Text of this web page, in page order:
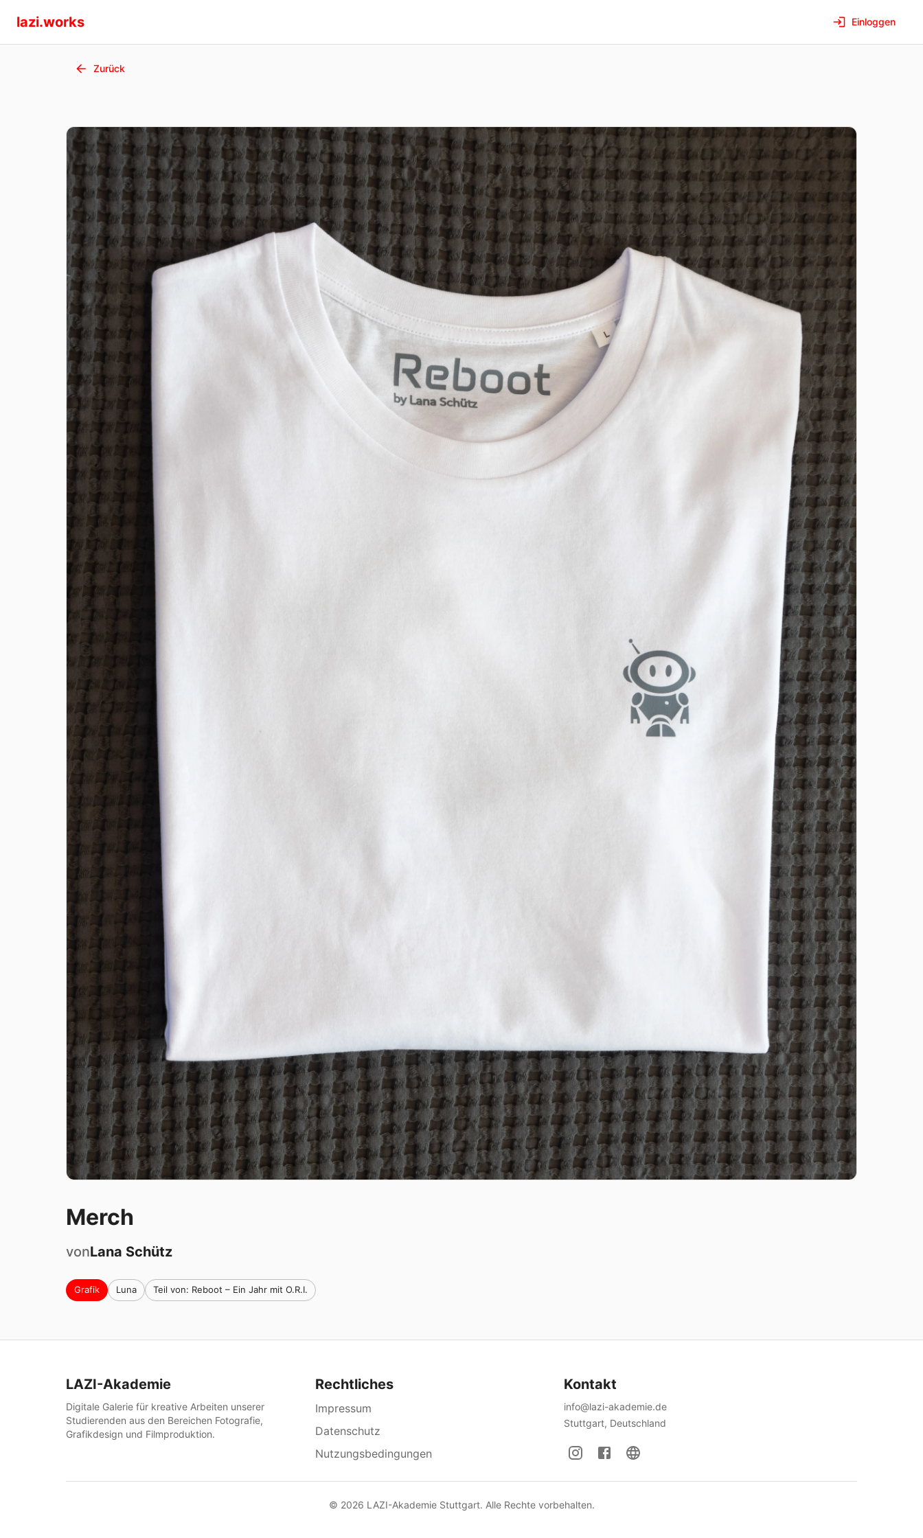
lazi.works Einloggen
Zurück
Merch
vonLana Schütz
Grafik Luna Teil von: Reboot – Ein Jahr mit O.R.I.
LAZI-Akademie
Digitale Galerie für kreative Arbeiten unserer
Studierenden aus den Bereichen Fotografie,
Grafikdesign und Filmproduktion.
Rechtliches
Impressum
Datenschutz
Nutzungsbedingungen
Kontakt
info@lazi-akademie.de
Stuttgart, Deutschland
© 2026 LAZI-Akademie Stuttgart. Alle Rechte vorbehalten.